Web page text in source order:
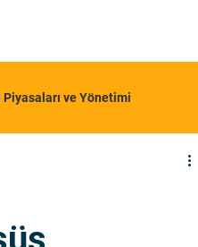
Piyasaları ve Yönetimi